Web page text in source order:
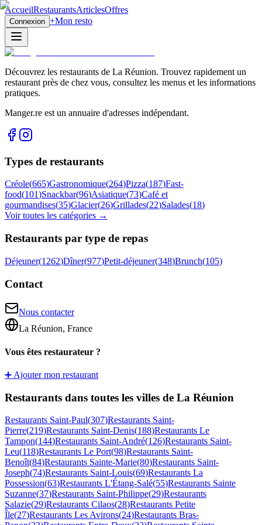
AccueilRestaurantsArticlesOffres
Connexion +Mon resto
Découvrez les restaurants de La Réunion. Trouvez rapidement un
restaurant près de chez vous, consultez les menus et les informations
pratiques.
Manger.re est un annuaire d'adresses indépendant.
Types de restaurants
Créole(665)Gastronomique(264)Pizza(187)Fast-
food(101)Snackbar(96)Asiatique(73)Café et
gourmandises(35)Glacier(26)Grillades(22)Salades(18)
Voir toutes les catégories →
Restaurants par type de repas
Déjeuner(1262)Dîner(977)Petit-déjeuner(348)Brunch(105)
Contact
Nous contacter
La Réunion, France
Vous êtes restaurateur ?
➕ Ajouter mon restaurant
Restaurants dans toutes les villes de La Réunion
Restaurants Saint-Paul(307)Restaurants Saint-
Pierre(219)Restaurants Saint-Denis(188)Restaurants Le
Tampon(144)Restaurants Saint-André(126)Restaurants Saint-
Leu(118)Restaurants Le Port(98)Restaurants Saint-
Benoît(84)Restaurants Sainte-Marie(80)Restaurants Saint-
Joseph(74)Restaurants Saint-Louis(69)Restaurants La
Possession(63)Restaurants L'Étang-Salé(55)Restaurants Sainte
Suzanne(37)Restaurants Saint-Philippe(29)Restaurants
Salazie(29)Restaurants Cilaos(28)Restaurants Petite
Île(27)Restaurants Les Avirons(24)Restaurants Bras-